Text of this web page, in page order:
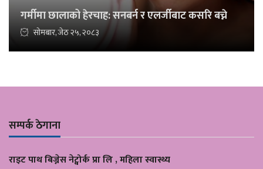
गर्मीमा छालाको हेरचाह: सनबर्न र एलर्जीबाट कसरि बच्ने
सोमबार, जेठ २५, २०८३
सम्पर्क ठेगाना
राइट पाथ बिज्नेस नेट्वोर्क प्रा लि , महिला स्वास्थ्य